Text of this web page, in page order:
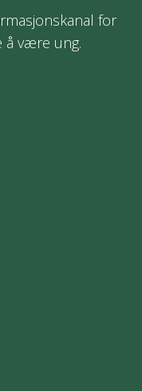
for
å være ung.